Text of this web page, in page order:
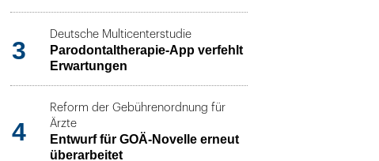
3
Deutsche Multicenterstudie
Parodontaltherapie-App verfehlt
Erwartungen
4
Reform der Gebührenordnung für
Ärzte
Entwurf für GOÄ-Novelle erneut
überarbeitet